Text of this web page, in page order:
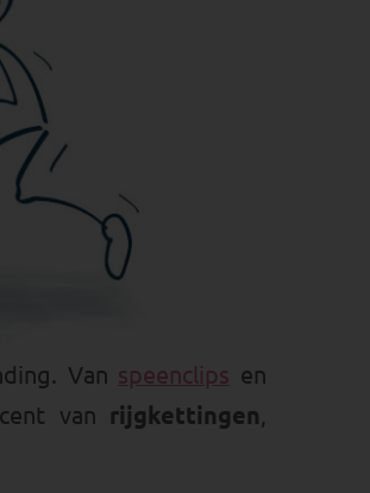
Van speenclips en
van rijgkettingen